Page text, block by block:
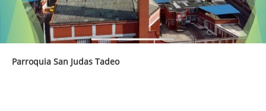
Parroquia San Judas Tadeo